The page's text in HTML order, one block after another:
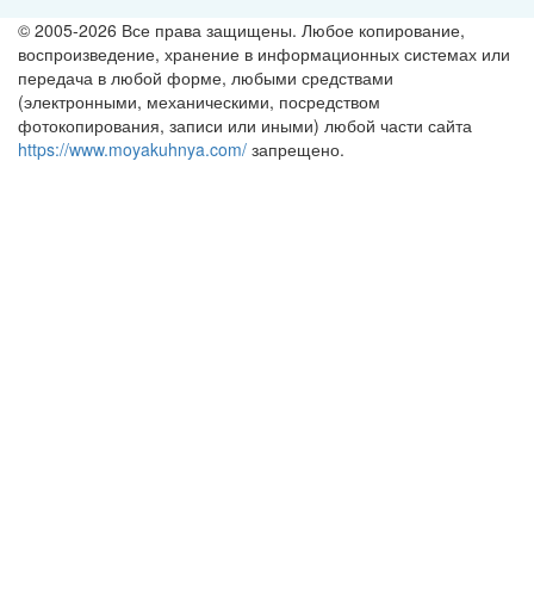
© 2005-2026 Все права защищены. Любое копирование,
воспроизведение, хранение в информационных системах или
передача в любой форме, любыми средствами
(электронными, механическими, посредством
фотокопирования, записи или иными) любой части сайта
https://www.moyakuhnya.com/ запрещено.